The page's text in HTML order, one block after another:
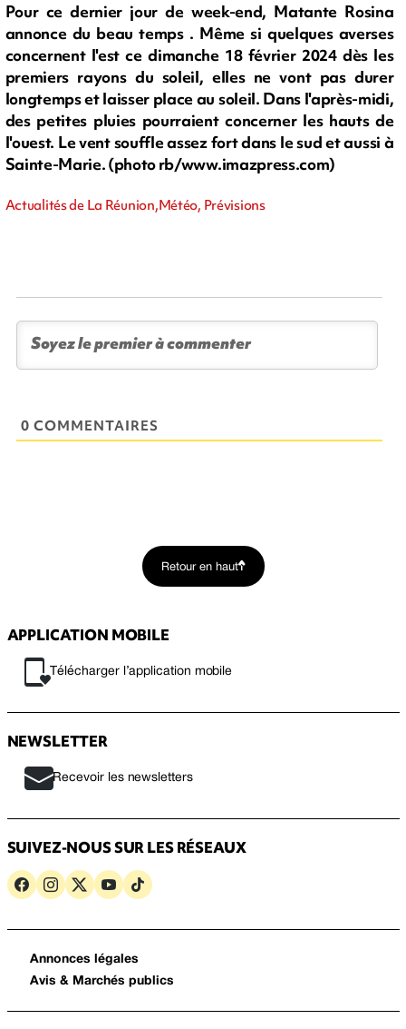
Pour ce dernier jour de week-end, Matante Rosina
annonce du beau temps . Même si quelques averses
concernent l'est ce dimanche 18 février 2024 dès les
premiers rayons du soleil, elles ne vont pas durer
longtemps et laisser place au soleil. Dans l'après-midi,
des petites pluies pourraient concerner les hauts de
l'ouest. Le vent souffle assez fort dans le sud et aussi à
Sainte-Marie. (photo rb/www.imazpress.com)
Actualités de La Réunion,Météo, Prévisions
0 COMMENTAIRES
Retour en haut
APPLICATION MOBILE
Télécharger l’application mobile
NEWSLETTER
Recevoir les newsletters
SUIVEZ-NOUS SUR LES RÉSEAUX
Annonces légales
Avis & Marchés publics